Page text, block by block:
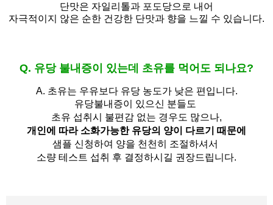
단맛은 자일리톨과 포도당으로 내어
자극적이지 않은 순한 건강한 단맛과 향을 느낄 수 있습니다.
Q. 유당 불내증이 있는데 초유를 먹어도 되나요?
A. 초유는 우유보다 유당 농도가 낮은 편입니다.
유당불내증이 있으신 분들도
초유 섭취시 불편감 없는 경우도 많으나,
개인에 따라 소화가능한 유당의 양이 다르기 때문에
샘플 신청하여 양을 천천히 조절하셔서
소량 테스트 섭취 후 결정하시길 권장드립니다.